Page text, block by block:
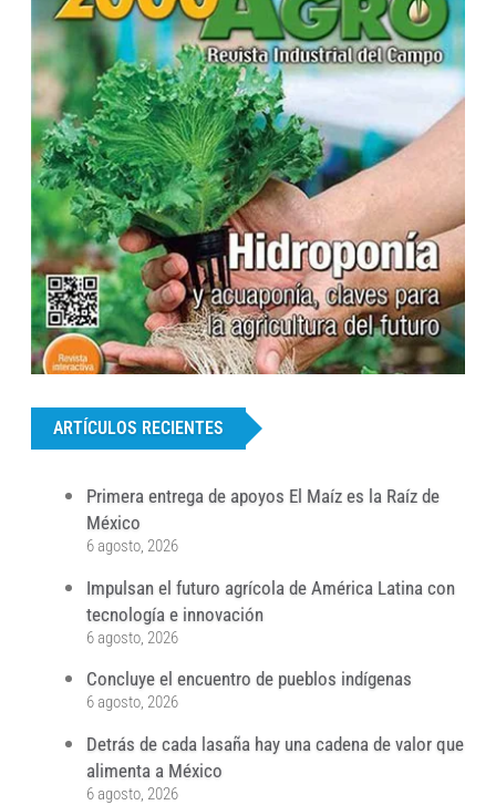
ARTÍCULOS RECIENTES
Primera entrega de apoyos El Maíz es la Raíz de
México
6 agosto, 2026
Impulsan el futuro agrícola de América Latina con
tecnología e innovación
6 agosto, 2026
Concluye el encuentro de pueblos indígenas
6 agosto, 2026
Detrás de cada lasaña hay una cadena de valor que
alimenta a México
6 agosto, 2026